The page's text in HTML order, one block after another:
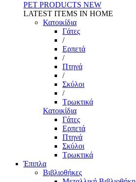
PET PRODUCTS NEW
LATEST ITEMS IN HOME
Κατοικίδια
Γάτες
/
Ερπετά
/
Πτηνά
/
Σκύλοι
/
Τρωκτικά
Κατοικίδια
Γάτες
Ερπετά
Πτηνά
Σκύλοι
Τρωκτικά
Έπιπλα
Βιβλιοθήκες